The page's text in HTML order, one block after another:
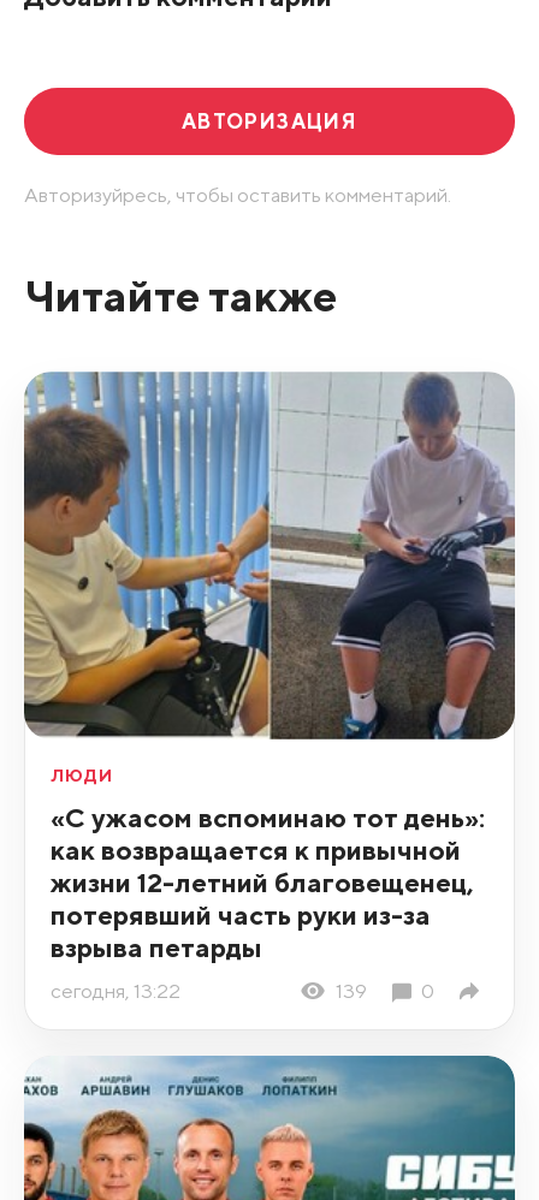
АВТОРИЗАЦИЯ
Авторизуйресь, чтобы оставить комментарий.
Читайте также
ЛЮДИ
«С ужасом вспоминаю тот день»:
как возвращается к привычной
жизни 12-летний благовещенец,
потерявший часть руки из-за
взрыва петарды
сегодня, 13:22 139 0